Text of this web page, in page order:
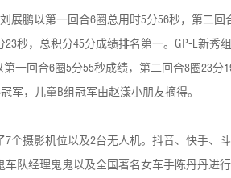
鹏以第一回合6圈总用时5分56秒，第二
秒，总积分45分成绩排名第一。GP-E新
一回合6圈5分55秒成绩，第二回合8圈23
军，儿童B组冠军由赵漾小朋友摘得。
摄影机位以及2台无人机。抖音、快手、
经理鬼鬼以及全国著名女车手陈丹丹进